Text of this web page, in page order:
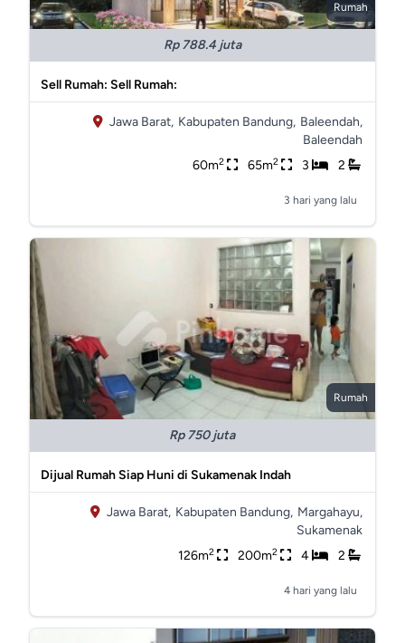
Rumah
Rp 788.4 juta
Sell Rumah: Sell Rumah:
Jawa Barat, Kabupaten Bandung, Baleendah,
Baleendah
60m2 65m2 3 2
3 hari yang lalu
Rumah
Rp 750 juta
Dijual Rumah Siap Huni di Sukamenak Indah
Jawa Barat, Kabupaten Bandung, Margahayu,
Sukamenak
126m2 200m2 4 2
4 hari yang lalu